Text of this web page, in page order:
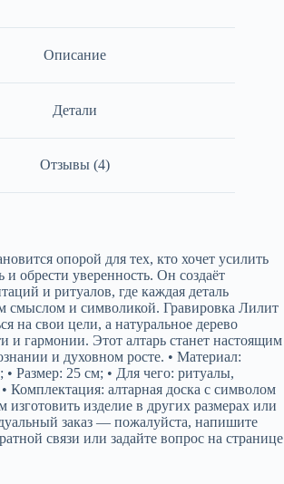
Описание
Детали
Отзывы (4)
опорой для тех, кто хочет усилить
и обрести уверенность. Он создаёт
и ритуалов, где каждая деталь
смыслом и символикой. Гравировка Лилит
на свои цели, а натуральное дерево
и гармонии. Этот алтарь станет настоящим
и духовном росте. • Материал:
• Размер: 25 см; • Для чего: ритуалы,
Комплектация: алтарная доска с символом
изделие в других размерах или
заказ — пожалуйста, напишите
связи или задайте вопрос на странице